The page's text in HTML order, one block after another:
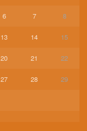
6 7 8
13 14 15
20 21 22
27 28 29